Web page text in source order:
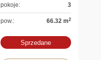
pokoje: 3
pow.: 66.32 m2
Sprzedane